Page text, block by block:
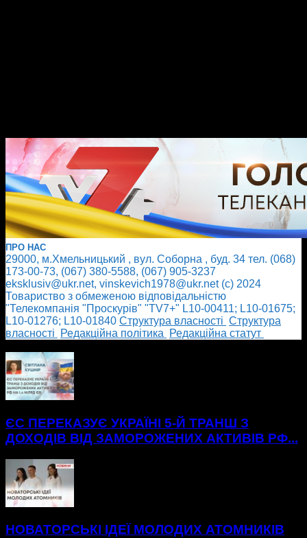
ПРО НАС
29000, м.Хмельницький , вул. Соборна , буд. 34 тел. (068)
173-00-73, (067) 380-5588, (067) 905-3237
eksklusiv@ukr.net, vinskevich1978@ukr.net (с) 2024
Товариство з обмеженою відповідальністю
"Телекомпанія "Проскурів" "TV7+" L10-00411; L10-01675;
L10-01276; L10-01840 Cтруктура власності Cтруктура
власності
Редакційна політика
Редакційна статут
ЄС ПЕРЕКАЗУЄ УКРАЇНІ 5-Й ТРАНШ З
ДОХОДІВ ВІД ЗАМОРОЖЕНИХ АКТИВІВ РФ...
НОВАТОРСЬКІ ІДЕЇ МОЛОДИХ АТОМНИКІВ